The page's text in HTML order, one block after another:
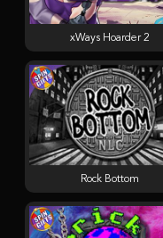
Rock Bottom
xWays Hoarder 2